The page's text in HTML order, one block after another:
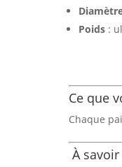
Poids :
Ce que
Chaque
À savoir